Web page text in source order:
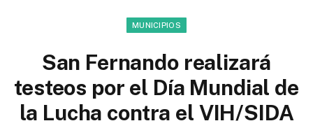
MUNICIPIOS
San Fernando realizará
testeos por el Día Mundial de
la Lucha contra el VIH/SIDA